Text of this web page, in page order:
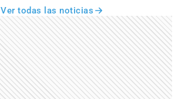
Ver todas las noticias